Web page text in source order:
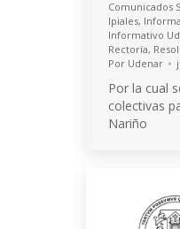
Comunicados
Ipiales,
Informativo
Rectoría,
Por Udenar
Por la cual
colectivas
Nariño